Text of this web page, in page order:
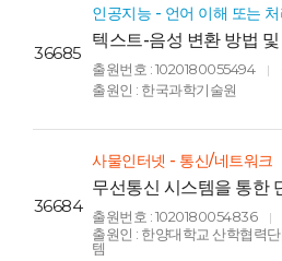
36685
인공지능 - 언어 이해 또는 처
텍스트-음성 변환 방법
of text to speech and
same)
출원번호 : 1020180055494 |
출원인 : 한국과학기술원
36684
사물인터넷 - 통신/네트워크
무선통신 시스템을 통한
득을 위한 방법 및 장치
APPARATUS FOR
LOCATION
출원번호 : 1020180054836 |
출원인 : 한양대학교 산학협력
템